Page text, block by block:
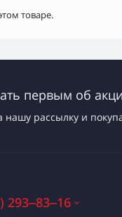
товаре.
первым об
рассылку и
293‒83‒16